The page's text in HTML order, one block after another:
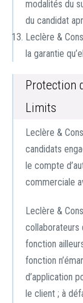
modalités du
du candidat
Leclère &
la garantie
Protection
Limits
Leclère &
candidats
le compte
commerciale
Leclère &
collaborateurs
fonction
fonction
d’application
le client ; à